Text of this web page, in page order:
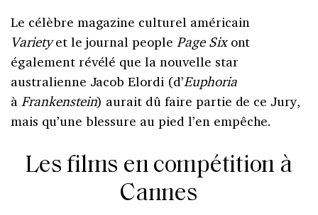
Le célèbre magazine culturel américain
Varietyet le journal people Page Sixont
également révélé que la nouvelle star
australienne Jacob Elordi (d’Euphoria
à Frankenstein) aurait dû faire partie de ce Jury,
mais qu’une blessure au pied l’en empêche.
Les films en compétition à
Cannes